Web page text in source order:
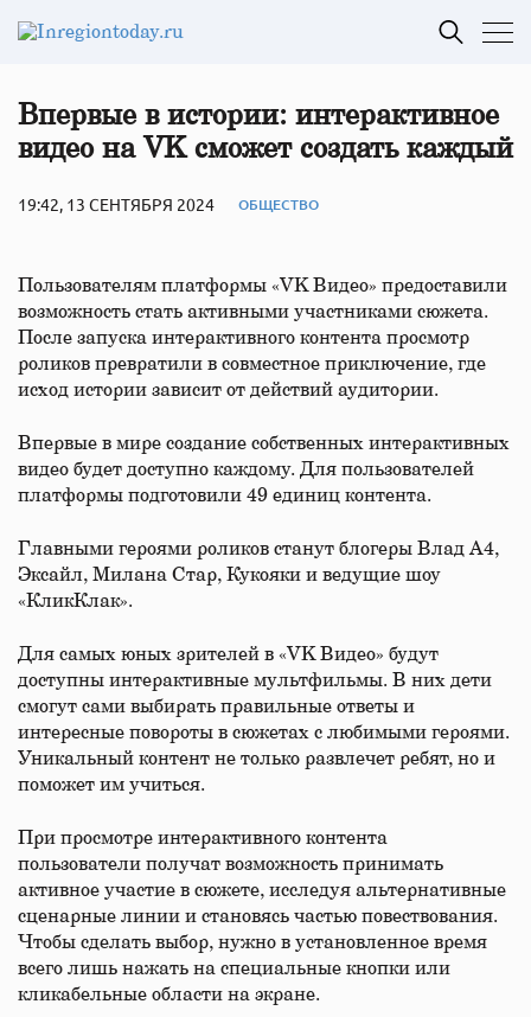
Впервые в истории: интерактивное
видео на VK сможет создать каждый
19:42, 13 СЕНТЯБРЯ 2024 ОБЩЕСТВО
Пользователям платформы «VK Видео» предоставили
возможность стать активными участниками сюжета.
После запуска интерактивного контента просмотр
роликов превратили в совместное приключение, где
исход истории зависит от действий аудитории.
Впервые в мире создание собственных интерактивных
видео будет доступно каждому. Для пользователей
платформы подготовили 49 единиц контента.
Главными героями роликов станут блогеры Влад А4,
Эксайл, Милана Стар, Кукояки и ведущие шоу
«КликКлак».
Для самых юных зрителей в «VK Видео» будут
доступны интерактивные мультфильмы. В них дети
смогут сами выбирать правильные ответы и
интересные повороты в сюжетах с любимыми героями.
Уникальный контент не только развлечет ребят, но и
поможет им учиться.
При просмотре интерактивного контента
пользователи получат возможность принимать
активное участие в сюжете, исследуя альтернативные
сценарные линии и становясь частью повествования.
Чтобы сделать выбор, нужно в установленное время
всего лишь нажать на специальные кнопки или
кликабельные области на экране.